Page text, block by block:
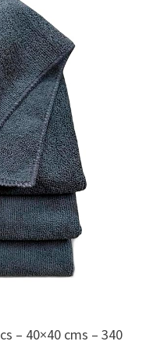
– 40×40 cms – 340